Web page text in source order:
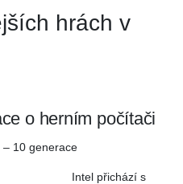
hrách v
o herním počítači
– 10 generace
Intel přichází s